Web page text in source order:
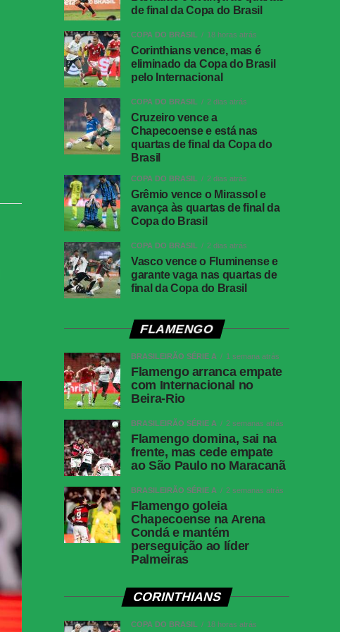
de final da Copa do Brasil
COPA DO BRASIL 18 horas atrás
Corinthians vence, mas é
eliminado da Copa do Brasil
pelo Internacional
COPA DO BRASIL 2 dias atrás
Cruzeiro vence a
Chapecoense e está nas
quartas de final da Copa do
Brasil
COPA DO BRASIL 2 dias atrás
Grêmio vence o Mirassol e
avança às quartas de final da
Copa do Brasil
COPA DO BRASIL 2 dias atrás
Vasco vence o Fluminense e
garante vaga nas quartas de
final da Copa do Brasil
FLAMENGO
BRASILEIRÃO SÉRIE A 1 semana atrás
Flamengo arranca empate
com Internacional no
Beira-Rio
BRASILEIRÃO SÉRIE A 2 semanas atrás
Flamengo domina, sai na
frente, mas cede empate
ao São Paulo no Maracanã
BRASILEIRÃO SÉRIE A 2 semanas atrás
Flamengo goleia
Chapecoense na Arena
Condá e mantém
perseguição ao líder
Palmeiras
CORINTHIANS
COPA DO BRASIL 18 horas atrás